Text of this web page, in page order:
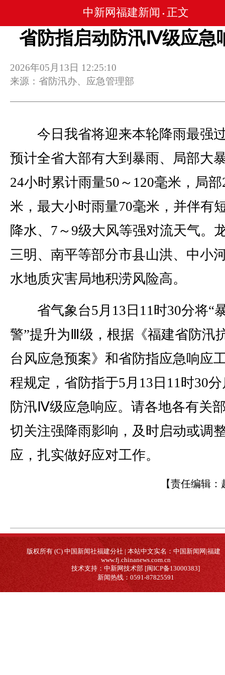
中新网福建新闻 • 正文
省防指启动防汛Ⅳ级应急
2026年05月13日 12:25:10
来源：省防汛办、应急管理部
今日我省将迎来本轮降雨最强
预计全省大部有大到暴雨、局部大
24小时累计雨量50～120毫米，局部
米，最大小时雨量70毫米，并伴有
降水、7～9级大风等强对流天气。
三明、南平等部分市县山洪、中小
水地质灾害局地积涝风险高。
省气象台5月13日11时30分将“
警”提升为Ⅲ级，根据《福建省防汛
台风应急预案》和省防指应急响应
程规定，省防指于5月13日11时30
防汛Ⅳ级应急响应。请各地各有关
切关注强降雨影响，及时启动或调
应，扎实做好应对工作。
【责任编辑：
版权所有 (C) 中国新闻社福建分社 | 本站中文实名：中国新闻网|福建
www.fj.chinanews.com.cn
技术支持：中新网技术部 [闽ICP备13000383]
新闻热线：0591-87825591